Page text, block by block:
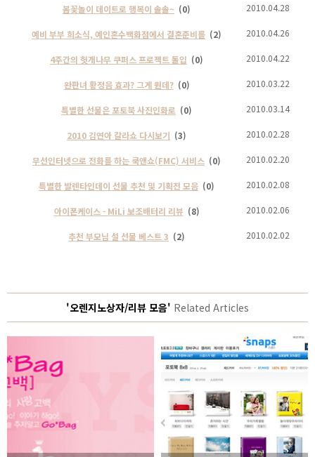
봄꽃놀이 데이트로 행복이 솔솔~ (0) 2010.04.28
예비 부부 희소식, 예인혼수백화점에서 결혼준비를 (2) 2010.04.26
4주간의 헛개나무 쿠퍼스 프로젝트 돌입 (0) 2010.04.22
완판녀 황정음 효과? 그게 뭔데? (0) 2010.03.22
특별한 선물은 포토북 사진인화로 (0) 2010.03.14
2010 김연아 갈라쇼 다시보기 (3) 2010.02.28
무선인터넷으로 전화를 하는 쿡앤쇼(FMC) 서비스 (0) 2010.02.20
특별한 발렌타인데이 선물 추천 및 기획전 모음 (0) 2010.02.08
아이폰케이스 - MiLi 보조배터리 리뷰 (8) 2010.02.06
추천 부모님 설 선물 베스트 3 (2) 2010.02.02
'오렌지노상자/리뷰 모음' Related Articles